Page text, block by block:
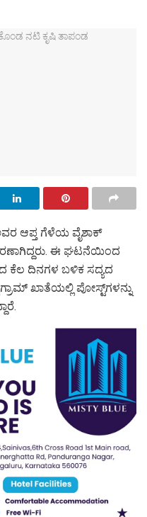
ಆಪ್ತ ಗೆಳೆಯ ವೈಶಾಕ್
ಈ ಘಟನೆಯಿಂದ
ಕೆಲ ದಿನಗಳ ಬಳಿಕ ಸದ್ಯದ
ಖಾತೆಯಲ್ಲಿ ಪೋಸ್ಟ್‌ಗಳನ್ನು